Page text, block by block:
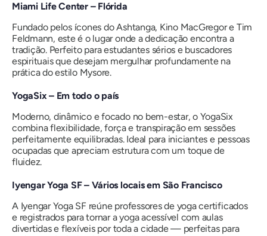
Miami Life Center – Flórida
Fundado pelos ícones do Ashtanga, Kino MacGregor e Tim
Feldmann, este é o lugar onde a dedicação encontra a
tradição. Perfeito para estudantes sérios e buscadores
espirituais que desejam mergulhar profundamente na
prática do estilo Mysore.
YogaSix – Em todo o país
Moderno, dinâmico e focado no bem-estar, o YogaSix
combina flexibilidade, força e transpiração em sessões
perfeitamente equilibradas. Ideal para iniciantes e pessoas
ocupadas que apreciam estrutura com um toque de
fluidez.
Iyengar Yoga SF – Vários locais em São Francisco
A Iyengar Yoga SF reúne professores de yoga certificados
e registrados para tornar a yoga acessível com aulas
divertidas e flexíveis por toda a cidade — perfeitas para